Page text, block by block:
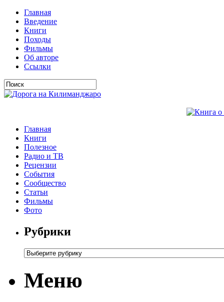
Главная
Введение
Книги
Походы
Фильмы
Об авторе
Ссылки
Главная
Книги
Полезное
Радио и ТВ
Рецензии
События
Сообщество
Статьи
Фильмы
Фото
Рубрики
Меню